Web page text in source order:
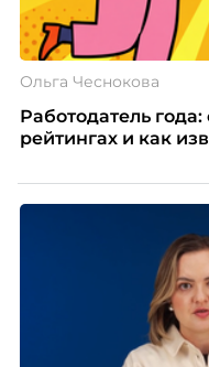
Ольга Чеснокова
Работодатель года:
рейтингах и как